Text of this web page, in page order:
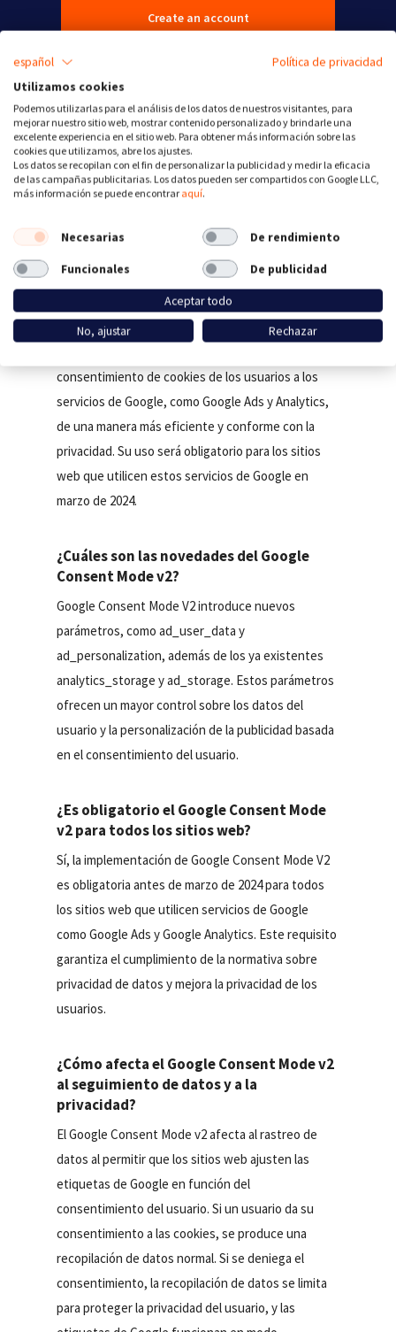
Create an account
Preguntas frecuentes
¿Qué es el Google Consent Mode v2?
El Google Consent Mode v2, introducido a finales
de 2023, es una versión actualizada del Modo
Consentimiento original de Google. Permite a los
consentimiento de cookies de los usuarios a los
servicios de Google, como Google Ads y Analytics,
de una manera más eficiente y conforme con la
privacidad. Su uso será obligatorio para los sitios
web que utilicen estos servicios de Google en
marzo de 2024.
¿Cuáles son las novedades del Google
Consent Mode v2?
Google Consent Mode V2 introduce nuevos
parámetros, como ad_user_data y
ad_personalization, además de los ya existentes
analytics_storage y ad_storage. Estos parámetros
ofrecen un mayor control sobre los datos del
usuario y la personalización de la publicidad basada
en el consentimiento del usuario.
¿Es obligatorio el Google Consent Mode
v2 para todos los sitios web?
Sí, la implementación de Google Consent Mode V2
es obligatoria antes de marzo de 2024 para todos
los sitios web que utilicen servicios de Google
como Google Ads y Google Analytics. Este requisito
garantiza el cumplimiento de la normativa sobre
privacidad de datos y mejora la privacidad de los
usuarios.
¿Cómo afecta el Google Consent Mode v2
al seguimiento de datos y a la
privacidad?
El Google Consent Mode v2 afecta al rastreo de
datos al permitir que los sitios web ajusten las
etiquetas de Google en función del
consentimiento del usuario. Si un usuario da su
consentimiento a las cookies, se produce una
recopilación de datos normal. Si se deniega el
consentimiento, la recopilación de datos se limita
para proteger la privacidad del usuario, y las
español
Política de privacidad
Utilizamos cookies
Podemos utilizarlas para el análisis de los datos de nuestros visitantes, para
mejorar nuestro sitio web, mostrar contenido personalizado y brindarle una
excelente experiencia en el sitio web. Para obtener más información sobre las
cookies que utilizamos, abre los ajustes.
Los datos se recopilan con el fin de personalizar la publicidad y medir la eficacia
de las campañas publicitarias. Los datos pueden ser compartidos con Google LLC,
más información se puede encontrar aquí.
Necesarias
De rendimiento
Funcionales
De publicidad
Aceptar todo
No, ajustar
Rechazar